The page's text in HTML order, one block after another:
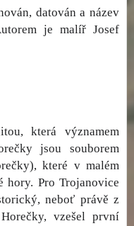
datován a název
je malíř Josef
která významem
jsou souborem
které v malém
hory. Pro Trojanovice
neboť právě z
vzešel první